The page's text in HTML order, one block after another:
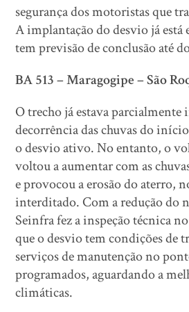
segurança dos motoristas que
A implantação do desvio já está
tem previsão de conclusão até
BA 513 – Maragogipe – São
O trecho já estava
decorrência das chuvas do
o desvio ativo. No entanto, o
voltou a aumentar com as
e provocou a erosão do aterro,
interditado. Com a redução do
Seinfra fez a inspeção técnica
que o desvio tem condições de
serviços de manutenção no
programados, aguardando a
climáticas.